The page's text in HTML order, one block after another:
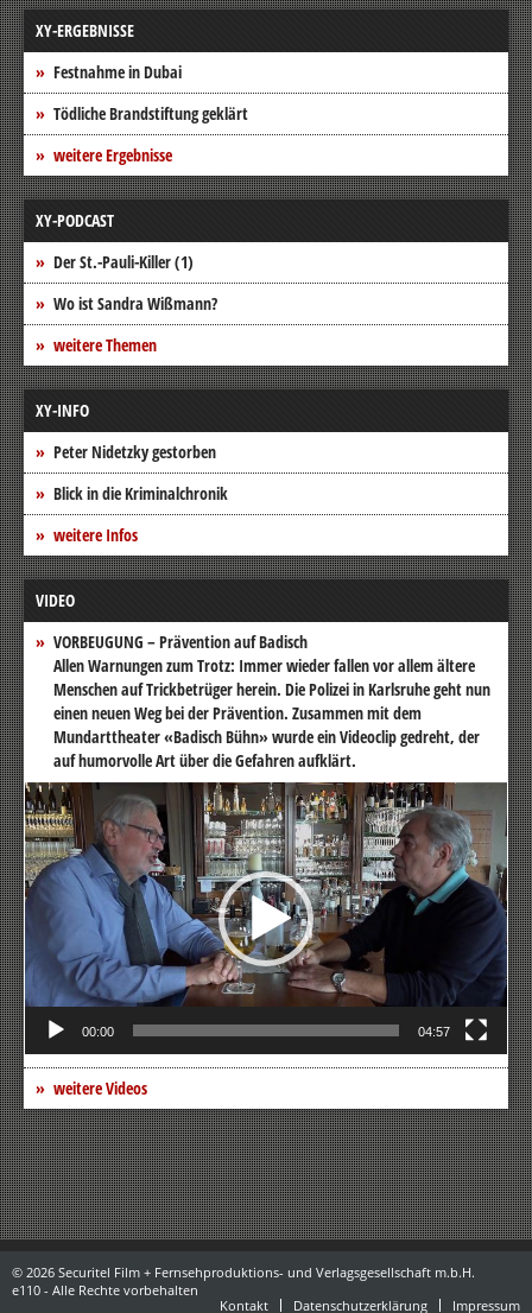
XY-ERGEBNISSE
Festnahme in Dubai
Tödliche Brandstiftung geklärt
weitere Ergebnisse
XY-PODCAST
Der St.-Pauli-Killer (1)
Wo ist Sandra Wißmann?
weitere Themen
XY-INFO
Peter Nidetzky gestorben
Blick in die Kriminalchronik
weitere Infos
VIDEO
VORBEUGUNG – Prävention auf Badisch
Allen Warnungen zum Trotz: Immer wieder fallen vor allem ältere
Menschen auf Trickbetrüger herein. Die Polizei in Karlsruhe geht nun
einen neuen Weg bei der Prävention. Zusammen mit dem
Mundarttheater «Badisch Bühn» wurde ein Videoclip gedreht, der
auf humorvolle Art über die Gefahren aufklärt.
Video-
Player
00:00 04:57
weitere Videos
© 2026 Securitel Film + Fernsehproduktions- und Verlagsgesellschaft m.b.H.
e110 - Alle Rechte vorbehalten
Kontakt
Datenschutzerklärung Impressum